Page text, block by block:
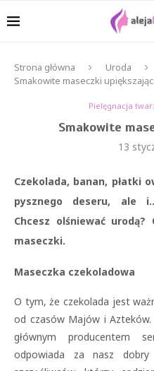
Strona główna Uroda
Smakowite maseczki
Pielęgnacja
Smakowite
13
Czekolada, banan, płatki
pysznego deseru, ale
Chcesz olśniewać
maseczki.
Maseczka czekoladowa
O tym, że czekolada jest
od czasów Majów i
głównym producentem
odpowiada za nasz